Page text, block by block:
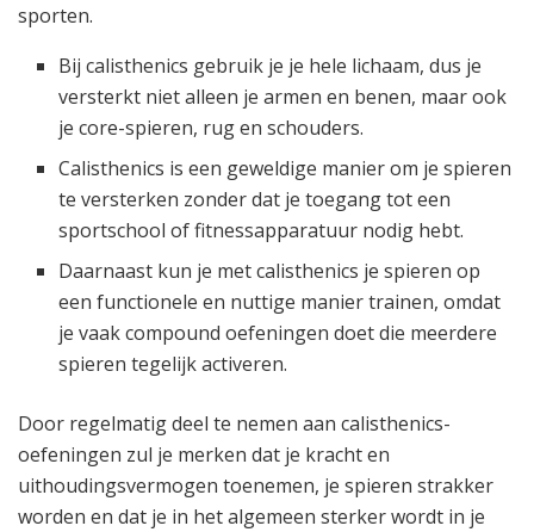
sporten.
Bij calisthenics gebruik je je hele lichaam, dus je
versterkt niet alleen je armen en benen, maar ook
je core-spieren, rug en schouders.
Calisthenics is een geweldige manier om je spieren
te versterken zonder dat je toegang tot een
sportschool of fitnessapparatuur nodig hebt.
Daarnaast kun je met calisthenics je spieren op
een functionele en nuttige manier trainen, omdat
je vaak compound oefeningen doet die meerdere
spieren tegelijk activeren.
Door regelmatig deel te nemen aan calisthenics-
oefeningen zul je merken dat je kracht en
uithoudingsvermogen toenemen, je spieren strakker
worden en dat je in het algemeen sterker wordt in je